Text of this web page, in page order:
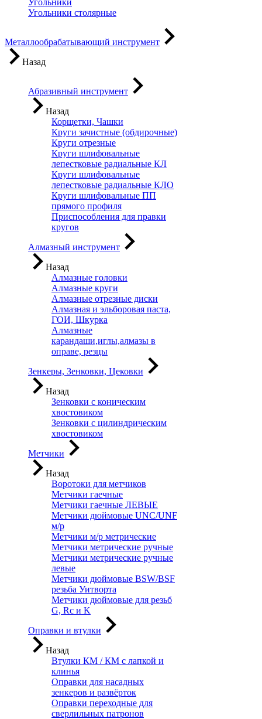
Угольники
Угольники столярные
Металлообрабатывающий инструмент
Назад
Абразивный инструмент
Назад
Корщетки, Чашки
Круги зачистные (обдирочные)
Круги отрезные
Круги шлифовальные
лепестковые радиальные КЛ
Круги шлифовальные
лепестковые радиальные КЛО
Круги шлифовальные ПП
прямого профиля
Приспособления для правки
кругов
Алмазный инструмент
Назад
Алмазные головки
Алмазные круги
Алмазные отрезные диски
Алмазная и эльборовая паста,
ГОИ, Шкурка
Алмазные
карандаши,иглы,алмазы в
оправе, резцы
Зенкеры, Зенковки, Цековки
Назад
Зенковки с коническим
хвостовиком
Зенковки с цилиндрическим
хвостовиком
Метчики
Назад
Воротоки для метчиков
Метчики гаечные
Метчики гаечные ЛЕВЫЕ
Метчики дюймовые UNC/UNF
м/р
Метчики м/р метрические
Метчики метрические ручные
Метчики метрические ручные
левые
Метчики дюймовые BSW/BSF
резьба Уитворта
Метчики дюймовые для резьб
G, Rc и K
Оправки и втулки
Назад
Втулки КМ / КМ с лапкой и
клинья
Оправки для насадных
зенкеров и развёрток
Оправки переходные для
сверлильных патронов